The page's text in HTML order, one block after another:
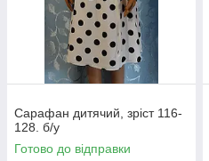
Сарафан дитячий, зріст 116-
128. б/у
Готово до відправки